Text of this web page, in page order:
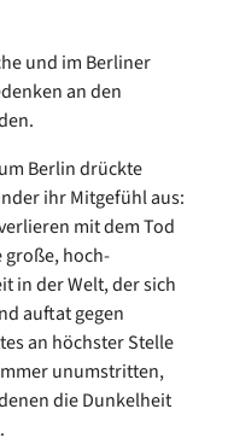
und im Berliner
an den
Berlin drückte
ihr Mitgefühl aus:
mit dem Tod
große, hoch-
in der Welt, der sich
auftat gegen
an höchster Stelle
unumstritten,
die Dunkelheit